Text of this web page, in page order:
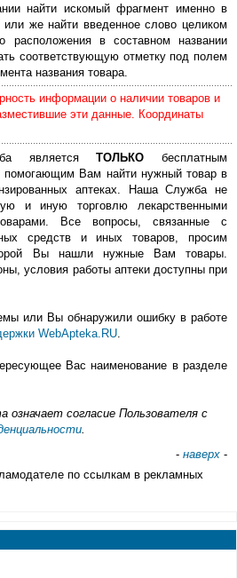
найти искомый фрагмент именно в
или же найти введенное слово целиком
расположения в составном названии
соответствующую отметку под полем
названия товара.
информации о наличии товаров и
эти данные. Координаты
являетсяТОЛЬКО бесплатным
Вам найти нужный товар в
аптеках. Наша Служба не
и иную торговлю лекарственными
Все вопросы, связанные с
средств и иных товаров, просим
Вы нашли нужные Вам товары.
условия работы аптеки доступны при
или Вы обнаружили ошибку в работе
WebApteka.RU
Вас наименование в разделе
означает согласие Пользователя с
- наверх -
по ссылкам в рекламных